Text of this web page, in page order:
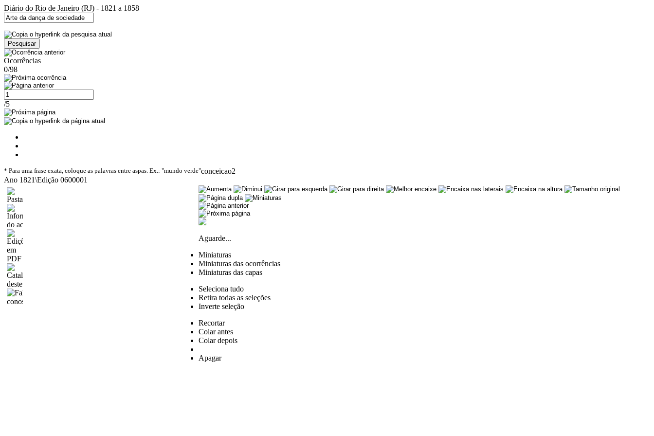
Diário do Rio de Janeiro (RJ) - 1821 a 1858
Ocorrências
0/98
/5
* Para uma frase exata, coloque as palavras entre aspas. Ex.: "mundo verde"conceicao2
Ano 1821\Edição 0600001
Aguarde...
Miniaturas
Miniaturas das ocorrências
Miniaturas das capas
Seleciona tudo
Retira todas as seleções
Inverte seleção
Recortar
Colar antes
Colar depois
Apagar